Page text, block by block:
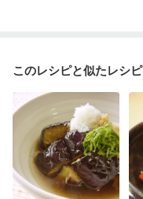
このレシピと似たレシピ